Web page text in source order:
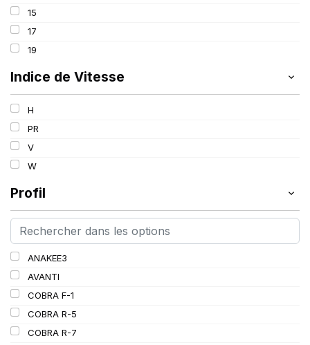
15
17
19
Indice de Vitesse
H
PR
V
W
Profil
ANAKEE3
AVANTI
COBRA F-1
COBRA R-5
COBRA R-7